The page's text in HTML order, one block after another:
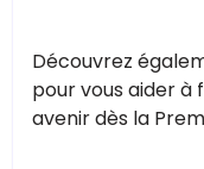
Découvrez
pour vous aider à
avenir dès la